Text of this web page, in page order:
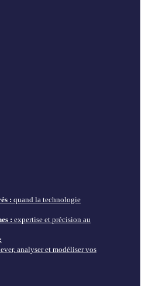
: quand la technologie
: expertise et précision au
analyser et modéliser vos